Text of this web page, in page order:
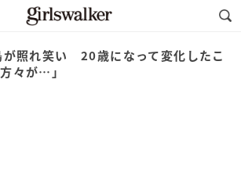
が照れ笑い 20歳になって変化したこ
々が…」